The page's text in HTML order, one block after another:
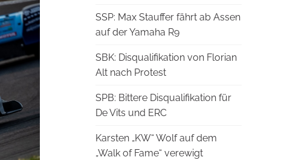
SSP: Max Stauffer fährt ab Assen
auf der Yamaha R9
SBK: Disqualifikation von Florian
Alt nach Protest
SPB: Bittere Disqualifikation für
De Vits und ERC
Karsten „KW“ Wolf auf dem
„Walk of Fame“ verewigt